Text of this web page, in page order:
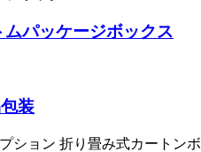
パッケージボックス
装